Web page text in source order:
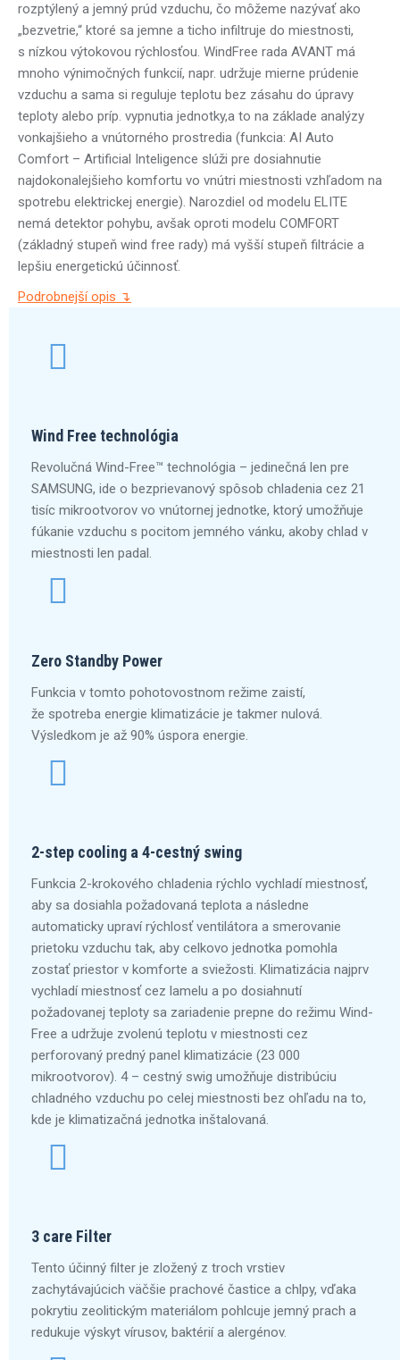
rozptýlený a jemný prúd vzduchu, čo môžeme nazývať ako
„bezvetrie,“ ktoré sa jemne a ticho infiltruje do miestnosti,
s nízkou výtokovou rýchlosťou. WindFree rada AVANT má
mnoho výnimočných funkcií, napr. udržuje mierne prúdenie
vzduchu a sama si reguluje teplotu bez zásahu do úpravy
teploty alebo príp. vypnutia jednotky,a to na základe analýzy
vonkajšieho a vnútorného prostredia (funkcia: AI Auto
Comfort – Artificial Inteligence slúži pre dosiahnutie
najdokonalejšieho komfortu vo vnútri miestnosti vzhľadom na
spotrebu elektrickej energie). Narozdiel od modelu ELITE
nemá detektor pohybu, avšak oproti modelu COMFORT
(základný stupeň wind free rady) má vyšší stupeň filtrácie a
lepšiu energetickú účinnosť.
Podrobnejší opis ↴
Wind Free technológia
Revolučná Wind-Free™ technológia – jedinečná len pre
SAMSUNG, ide o bezprievanový spôsob chladenia cez 21
tisíc mikrootvorov vo vnútornej jednotke, ktorý umožňuje
fúkanie vzduchu s pocitom jemného vánku, akoby chlad v
miestnosti len padal.
Zero Standby Power
Funkcia v tomto pohotovostnom režime zaistí,
že spotreba energie klimatizácie je takmer nulová.
Výsledkom je až 90% úspora energie.
2-step cooling a 4-cestný swing
Funkcia 2-krokového chladenia rýchlo vychladí miestnosť,
aby sa dosiahla požadovaná teplota a následne
automaticky upraví rýchlosť ventilátora a smerovanie
prietoku vzduchu tak, aby celkovo jednotka pomohla
zostať priestor v komforte a sviežosti. Klimatizácia najprv
vychladí miestnosť cez lamelu a po dosiahnutí
požadovanej teploty sa zariadenie prepne do režimu Wind-
Free a udržuje zvolenú teplotu v miestnosti cez
perforovaný predný panel klimatizácie (23 000
mikrootvorov). 4 – cestný swig umožňuje distribúciu
chladného vzduchu po celej miestnosti bez ohľadu na to,
kde je klimatizačná jednotka inštalovaná.
3 care Filter
Tento účinný filter je zložený z troch vrstiev
zachytávajúcich väčšie prachové častice a chlpy, vďaka
pokrytiu zeolitickým materiálom pohlcuje jemný prach a
redukuje výskyt vírusov, baktérií a alergénov.